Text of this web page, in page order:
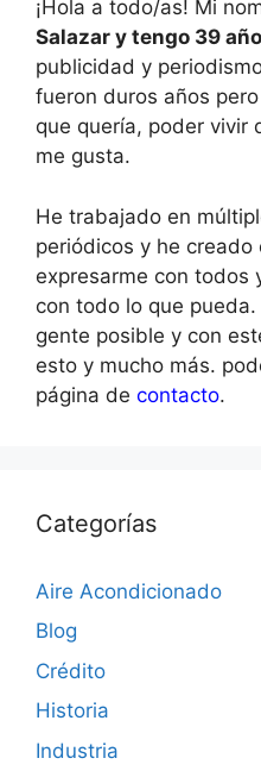
¡Hola a todo/as! Mi
Salazar y tengo 39
publicidad y
fueron duros años
que quería, poder vivir
me gusta.
He trabajado en
periódicos y he
expresarme con todos
con todo lo que
gente posible y con
esto y mucho más.
página de contacto.
Categorías
Aire Acondicionado
Blog
Crédito
Historia
Industria